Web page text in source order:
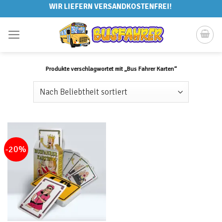
to
content
WIR LIEFERN VERSANDKOSTENFREI!
Produkte verschlagwortet mit „Bus Fahrer Karten“
-20%